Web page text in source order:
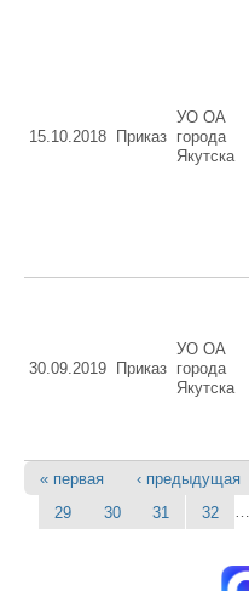
15.10.2018 Приказ
УО ОА
города
Якутска
30.09.2019 Приказ
УО ОА
города
Якутска
Страницы
« первая ‹ предыдущая
29
30 31 32